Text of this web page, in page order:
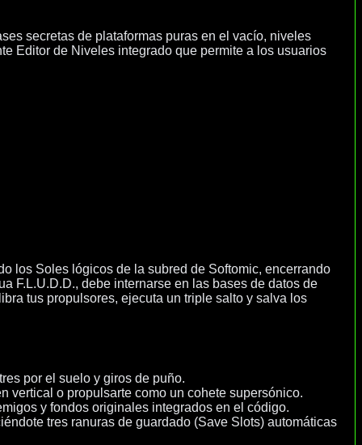
secretas de plataformas puras en el vacío, niveles
Editor de Niveles integrado que permite a los usuarios
los Soles lógicos de la subred de Softomic, encerrando
F.L.U.D.D., debe internarse en las bases de datos de
tus propulsores, ejecuta un triple salto y salva los
por el suelo y giros de puño.
vertical o propulsarte como un cohete supersónico.
y fondos originales integrados en el código.
tres ranuras de guardado (Save Slots) automáticas